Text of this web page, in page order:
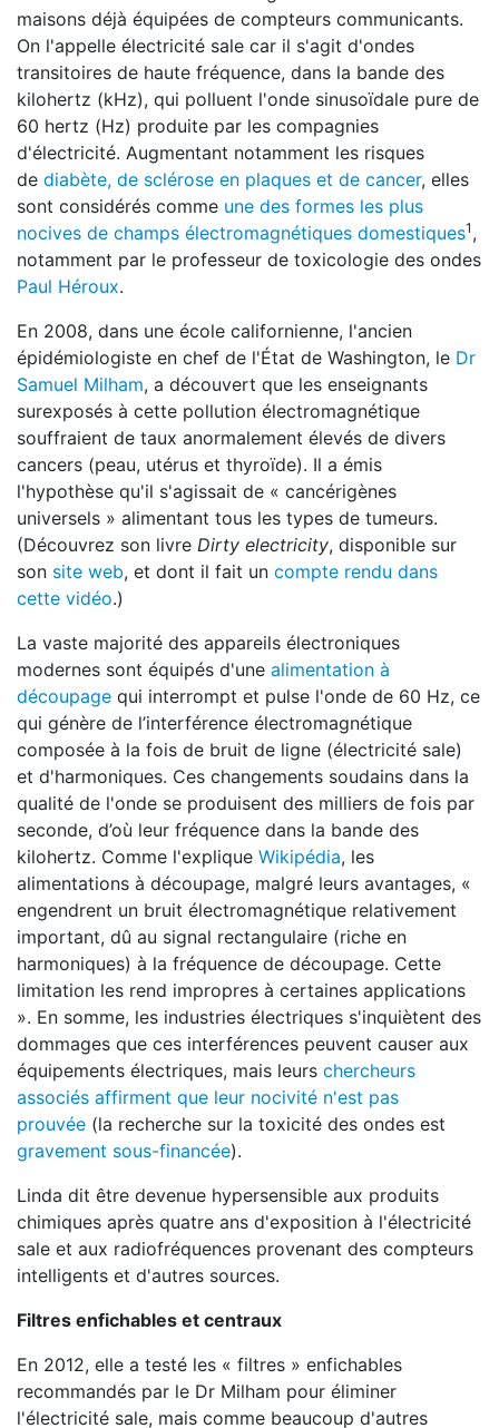
maisons déjà équipées de compteurs communicants.
On l'appelle électricité sale car il s'agit d'ondes
transitoires de haute fréquence, dans la bande des
kilohertz (kHz), qui polluent l'onde sinusoïdale pure de
60 hertz (Hz) produite par les compagnies
d'électricité. Augmentant notamment les risques
de diabète, de sclérose en plaques et de cancer, elles
sont considérés comme une des formes les plus
nocives de champs électromagnétiques domestiques1 ,
notamment par le professeur de toxicologie des ondes
Paul Héroux.
En 2008, dans une école californienne, l'ancien
épidémiologiste en chef de l'État de Washington, le Dr
Samuel Milham, a découvert que les enseignants
surexposés à cette pollution électromagnétique
souffraient de taux anormalement élevés de divers
cancers (peau, utérus et thyroïde). Il a émis
l'hypothèse qu'il s'agissait de « cancérigènes
universels » alimentant tous les types de tumeurs.
(Découvrez son livre Dirty electricity, disponible sur
son site web, et dont il fait un compte rendu dans
cette vidéo.)
La vaste majorité des appareils électroniques
modernes sont équipés d'une alimentation à
découpage qui interrompt et pulse l'onde de 60 Hz, ce
qui génère de l’interférence électromagnétique
composée à la fois de bruit de ligne (électricité sale)
et d'harmoniques. Ces changements soudains dans la
qualité de l'onde se produisent des milliers de fois par
seconde, d’où leur fréquence dans la bande des
kilohertz. Comme l'explique Wikipédia, les
alimentations à découpage, malgré leurs avantages, «
engendrent un bruit électromagnétique relativement
important, dû au signal rectangulaire (riche en
harmoniques) à la fréquence de découpage. Cette
limitation les rend impropres à certaines applications
». En somme, les industries électriques s'inquiètent des
dommages que ces interférences peuvent causer aux
équipements électriques, mais leurs chercheurs
associés affirment que leur nocivité n'est pas
prouvée (la recherche sur la toxicité des ondes est
gravement sous-financée).
Linda dit être devenue hypersensible aux produits
chimiques après quatre ans d'exposition à l'électricité
sale et aux radiofréquences provenant des compteurs
intelligents et d'autres sources.
Filtres enfichables et centraux
En 2012, elle a testé les « filtres » enfichables
recommandés par le Dr Milham pour éliminer
l'électricité sale, mais comme beaucoup d'autres